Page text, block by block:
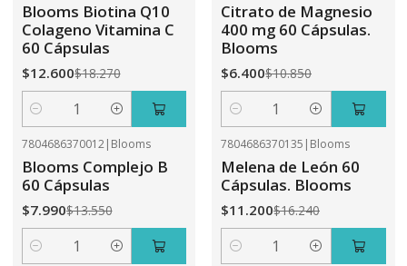
Blooms Biotina Q10
Colageno Vitamina C
60 Cápsulas
$12.600$18.270
Cantidad
Citrato de Magnesio
400 mg 60 Cápsulas.
Blooms
$6.400$10.850
Cantidad
7804686370012| Blooms
Blooms Complejo B
60 Cápsulas
$7.990$13.550
Cantidad
7804686370135 | Blooms
Melena de León 60
Cápsulas. Blooms
$11.200$16.240
Cantidad